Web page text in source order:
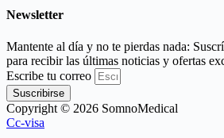
Newsletter
Mantente al día y no te pierdas nada:
para recibir las últimas noticias y ofertas
Escribe tu correo
Suscribirse
Copyright © 2026 SomnoMedical
Cc-visa